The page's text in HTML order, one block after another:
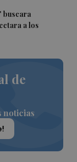
buscara
a los
de
noticias